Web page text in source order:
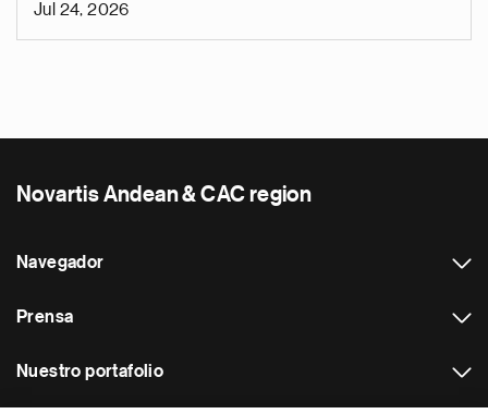
Jul 24, 2026
Novartis Andean & CAC region
Navegador
Prensa
Nuestro portafolio